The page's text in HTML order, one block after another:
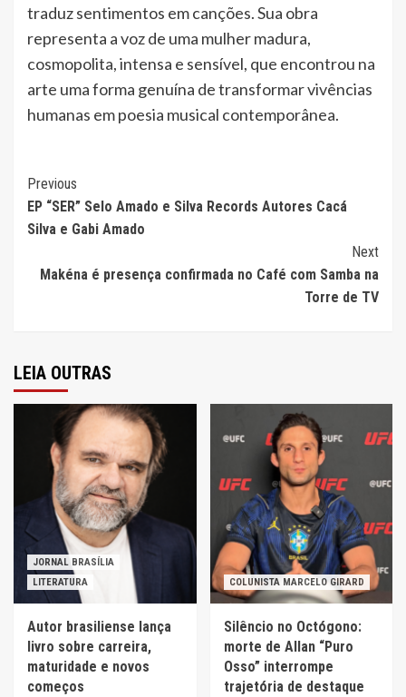
traduz sentimentos em canções. Sua obra
representa a voz de uma mulher madura,
cosmopolita, intensa e sensível, que encontrou na
arte uma forma genuína de transformar vivências
humanas em poesia musical contemporânea.
Continue
Reading
Previous
EP “SER” Selo Amado e Silva Records Autores Cacá
Silva e Gabi Amado
Next
Makéna é presença confirmada no Café com Samba na
Torre de TV
LEIA OUTRAS
JORNAL BRASÍLIA
LITERATURA
Autor brasiliense lança
livro sobre carreira,
maturidade e novos
começos
COLUNISTA MARCELO GIRARD
Silêncio no Octógono:
morte de Allan “Puro
Osso” interrompe
trajetória de destaque